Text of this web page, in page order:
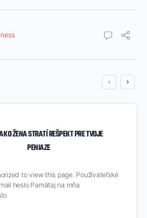
ŽENA STRATÍ REŠPEKT PRE TVOJE
PENIAZE
to view this page. Používateľské
heslo Pamätaj na mňa